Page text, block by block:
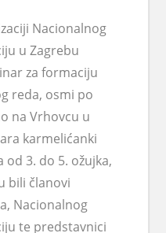
Nacionalnog
u Zagrebu
za formaciju
reda, osmi po
na Vrhovcu u
karmelićanki
od 3. do 5. ožujka,
bili članovi
Nacionalnog
te predstavnici